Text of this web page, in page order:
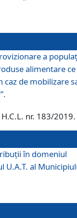
a
alimentare ce
de mobilizare
nr. 183/2019.
în domeniul
U.A.T. al